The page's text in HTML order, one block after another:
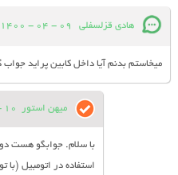
هادی قزلسفلی 09 - 04 - 1400
میخاستم بدنم آیا داخل کابین پراید
میهن استور 10 - 04 - 1400
با سلام. جوابگو هست
استفاده در اتومبیل (با